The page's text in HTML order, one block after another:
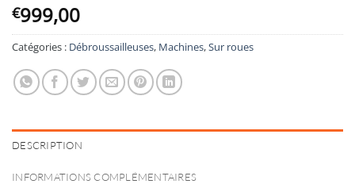
€999,00
Catégories : Débroussailleuses, Machines,Sur roues
DESCRIPTION
INFORMATIONS COMPLÉMENTAIRES